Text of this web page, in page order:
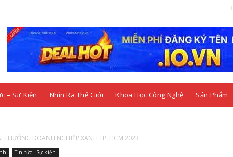
– Sự Kiện Nhìn Ra Thế Giới Khoa Học Công Nghệ Sản Phẩm
DOANH NGHIỆP XANH TP. HCM 2023
Tin tức - Sự kiện